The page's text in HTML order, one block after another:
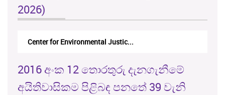
2026)
Center for Environmental Justic...
2016 අංක 12 තොරතුරු දැනගැනීමේ
අයිතිවාසිකම පිළිබඳ පනතේ 39 වැනි